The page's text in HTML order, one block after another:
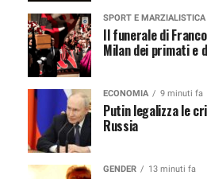
SPORT E MARZIALISTICA
Il funerale di
Milan dei primati e
ECONOMIA 9 minuti fa
Putin legalizza le
Russia
GENDER 13 minuti fa